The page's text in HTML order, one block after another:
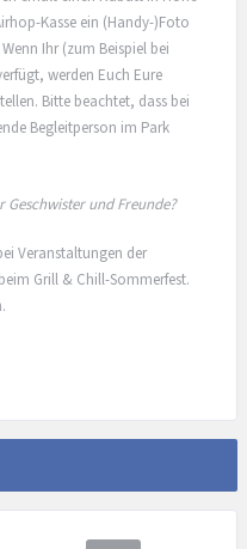
Kasse ein (Handy-)Foto
Ihr (zum Beispiel bei
werden Euch Eure
Bitte beachtet, dass bei
Begleitperson im Park
und Freunde?
Veranstaltungen der
Grill & Chill-Sommerfest.